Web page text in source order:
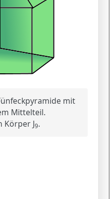
mit
Mittelteil.
Körper J9.